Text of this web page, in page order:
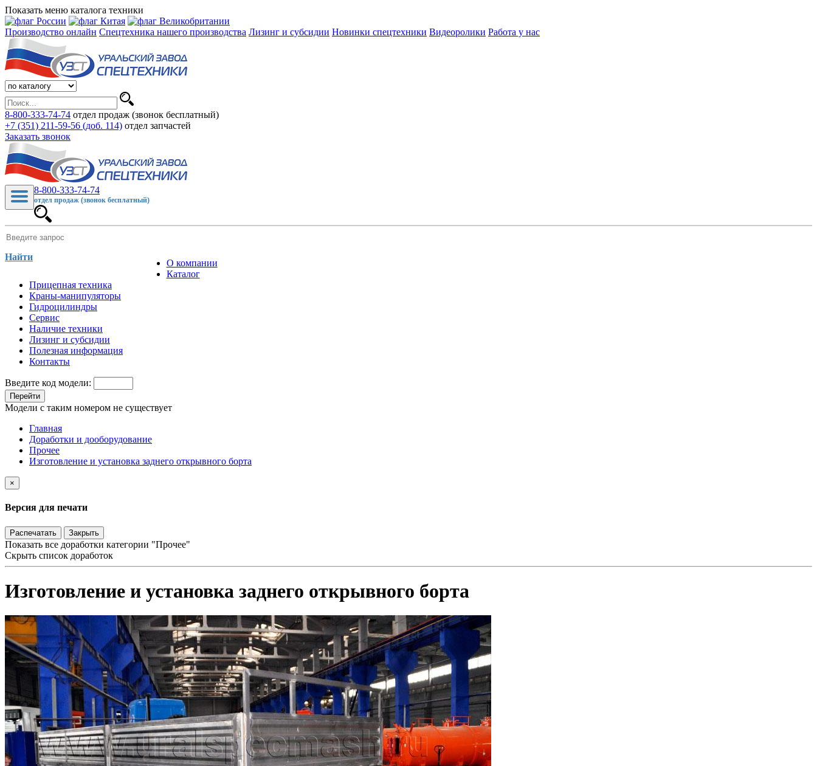
Показать меню каталога техники
Производство онлайн Спецтехника нашего производства Лизинг и субсидии Новинки спецтехники Видеоролики Работа у нас
8-800-333-74-74 отдел продаж (звонок бесплатный)
+7 (351) 211-59-56 (доб. 114) отдел запчастей
Заказать звонок
8-800-333-74-74
отдел продаж (звонок бесплатный)
Найти
О компании
Каталог
Прицепная техника
Краны-манипуляторы
Гидроцилиндры
Сервис
Наличие техники
Лизинг и субсидии
Полезная информация
Контакты
Введите код модели:
Перейти
Модели с таким номером не существует
Главная
Доработки и дооборудование
Прочее
Изготовление и установка заднего открывного борта
×
Версия для печати
Распечатать Закрыть
Показать все доработки категории "Прочее"
Скрыть список доработок
Изготовление и установка заднего открывного борта